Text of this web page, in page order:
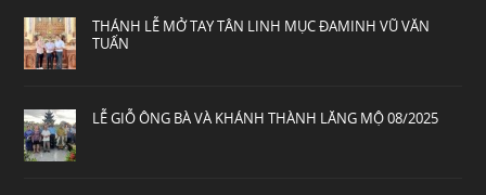
THÁNH LỄ MỞ TAY TÂN LINH MỤC ĐAMINH VŨ VĂN
TUẤN
LỄ GIỖ ÔNG BÀ VÀ KHÁNH THÀNH LĂNG MỘ 08/2025